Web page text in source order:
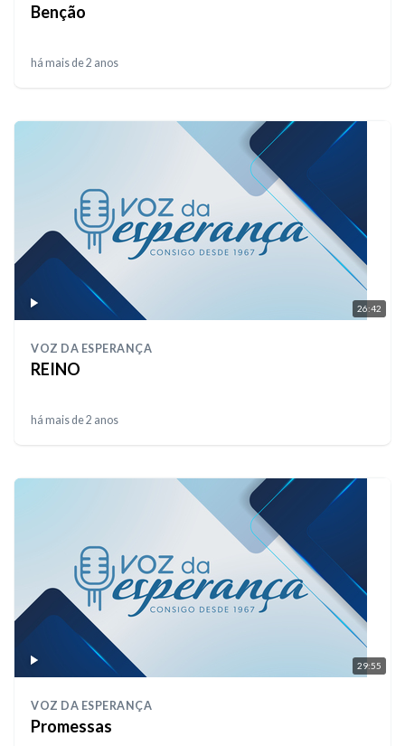
Benção
há mais de 2 anos
26:42
VOZ DA ESPERANÇA
REINO
há mais de 2 anos
29:55
VOZ DA ESPERANÇA
Promessas